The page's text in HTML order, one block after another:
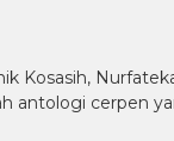
Kosasih,
antologi cerpen